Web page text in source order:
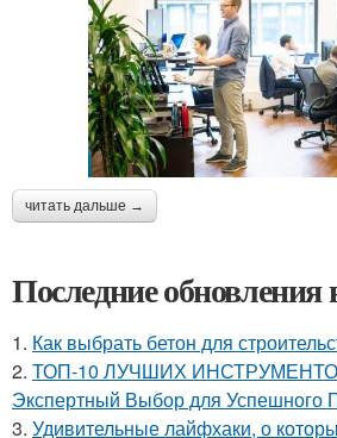
читать дальше →
Последние обновления
1. Как выбрать бетон для
2. ТОП-10 ЛУЧШИХ
Экспертный Выбор для Успешного
3. Удивительные лайфхаки, о